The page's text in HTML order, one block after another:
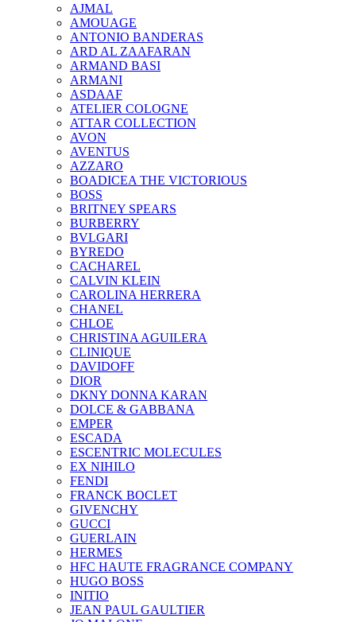
AJMAL
AMOUAGE
ANTONIO BANDERAS
ARD AL ZAAFARAN
ARMAND BASI
ARMANI
ASDAAF
ATELIER COLOGNE
ATTAR COLLECTION
AVON
AVENTUS
AZZARO
BOADICEA THE VICTORIOUS
BOSS
BRITNEY SPEARS
BURBERRY
BVLGARI
BYREDO
CACHAREL
CALVIN KLEIN
CAROLINA HERRERA
CHANEL
CHLOE
CHRISTINA AGUILERA
CLINIQUE
DAVIDOFF
DIOR
DKNY DONNA KARAN
DOLCE & GABBANA
EMPER
ESCADA
ESCENTRIC MOLECULES
EX NIHILO
FENDI
FRANCK BOCLET
GIVENCHY
GUCCI
GUERLAIN
HERMES
HFC HAUTE FRAGRANCE COMPANY
HUGO BOSS
INITIO
JEAN PAUL GAULTIER